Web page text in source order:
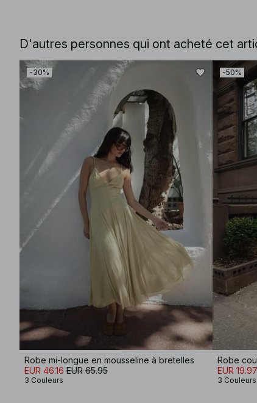
D'autres personnes qui ont acheté cet
-30%
Robe mi-longue en mousseline à bretelles
EUR 46.16 EUR 65.95
3 Couleurs
-50%
Robe
EUR 19.97
3 Couleurs